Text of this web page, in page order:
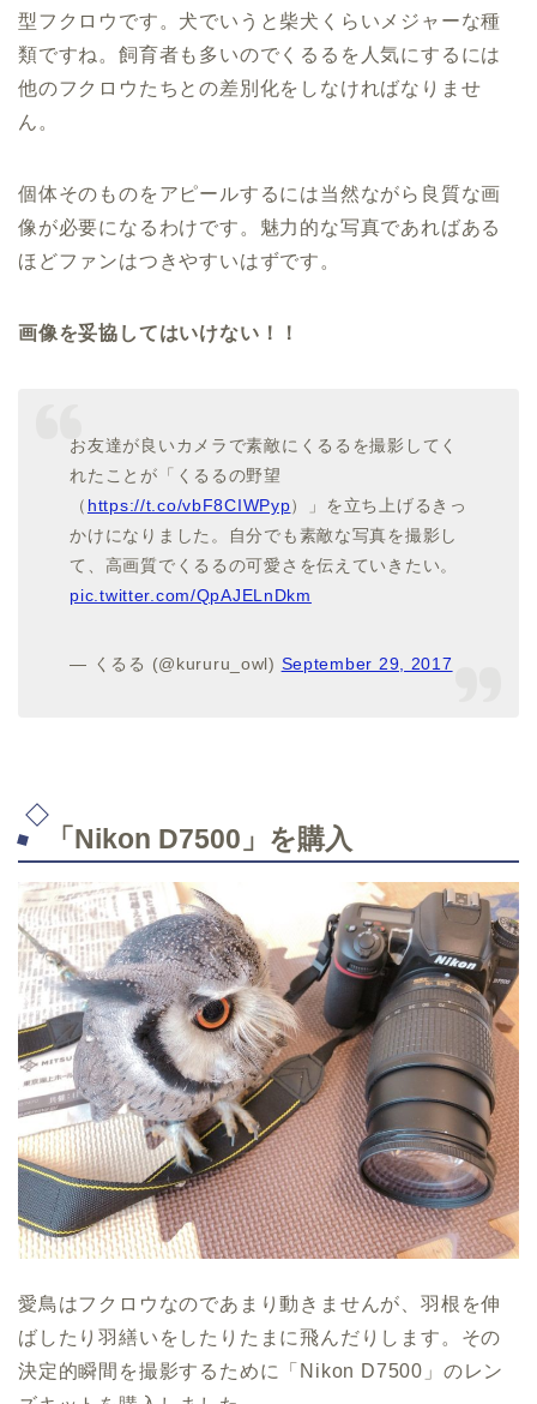
型フクロウです。犬でいうと柴犬くらいメジャーな種
類ですね。飼育者も多いのでくるるを人気にするには
他のフクロウたちとの差別化をしなければなりませ
ん。
個体そのものをアピールするには当然ながら良質な画
像が必要になるわけです。魅力的な写真であればある
ほどファンはつきやすいはずです。
画像を妥協してはいけない！！
お友達が良いカメラで素敵にくるるを撮影してく
れたことが「くるるの野望
（ https://t.co/vbF8CIWPyp）」を立ち上げるきっ
かけになりました。自分でも素敵な写真を撮影し
て、高画質でくるるの可愛さを伝えていきたい。
pic.twitter.com/QpAJELnDkm
— くるる (@kururu_owl) September 29, 2017
「Nikon D7500」を購入
愛鳥はフクロウなのであまり動きませんが、羽根を伸
ばしたり羽繕いをしたりたまに飛んだりします。その
決定的瞬間を撮影するために「Nikon D7500」のレン